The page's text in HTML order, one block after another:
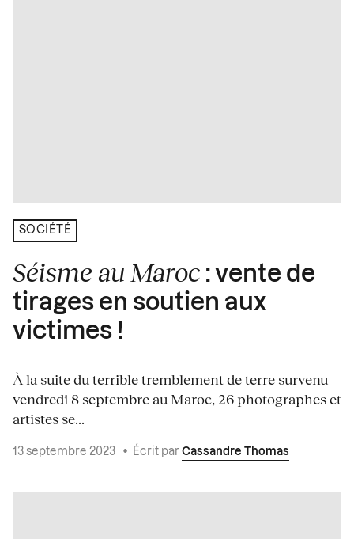
SOCIÉTÉ
Séisme au Maroc : vente de
tirages en soutien aux
victimes !
À la suite du terrible tremblement de terre survenu
vendredi 8 septembre au Maroc, 26 photographes et
artistes se...
13 septembre 2023 • Écrit par Cassandre Thomas